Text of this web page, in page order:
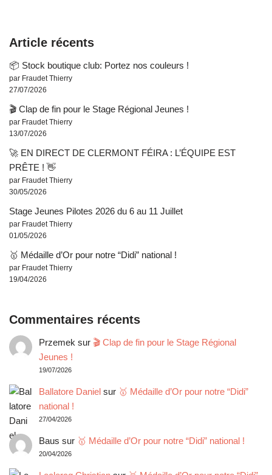
Article récents
📦 Stock boutique club: Portez nos couleurs !
par Fraudet Thierry
27/07/2026
🎬 Clap de fin pour le Stage Régional Jeunes !
par Fraudet Thierry
13/07/2026
🚀 EN DIRECT DE CLERMONT FÉIRA : L’ÉQUIPE EST
PRÊTE ! 👋
par Fraudet Thierry
30/05/2026
Stage Jeunes Pilotes 2026 du 6 au 11 Juillet
par Fraudet Thierry
01/05/2026
🥇 Médaille d’Or pour notre “Didi” national !
par Fraudet Thierry
19/04/2026
Commentaires récents
Przemek sur 🎬 Clap de fin pour le Stage Régional
Jeunes !
19/07/2026
Ballatore Danielsur 🥇 Médaille d’Or pour notre “Didi”
national !
27/04/2026
Baus sur 🥇 Médaille d’Or pour notre “Didi” national !
20/04/2026